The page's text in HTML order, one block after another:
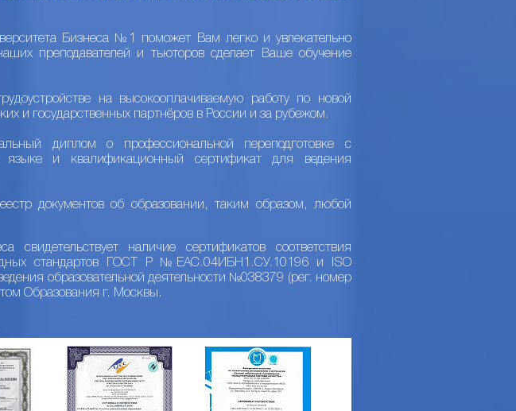
Бизнеса №1 поможет Вам легко и увлекательно
преподавателей и тьюторов сделает Ваше обучение
на высокооплачиваемую работу по новой
и государственных партнёров в России и за рубежом.
диплом о профессиональной переподготовке с
и квалификационный сертификат для ведения
документов об образовании, таким образом, любой
наличие сертификатов соответствия
стандартов ГОСТ Р №ЕАС.04ИБН1.СУ.10196 и ISO
образовательной деятельности №038379 (рег. номер
Образования г. Москвы.